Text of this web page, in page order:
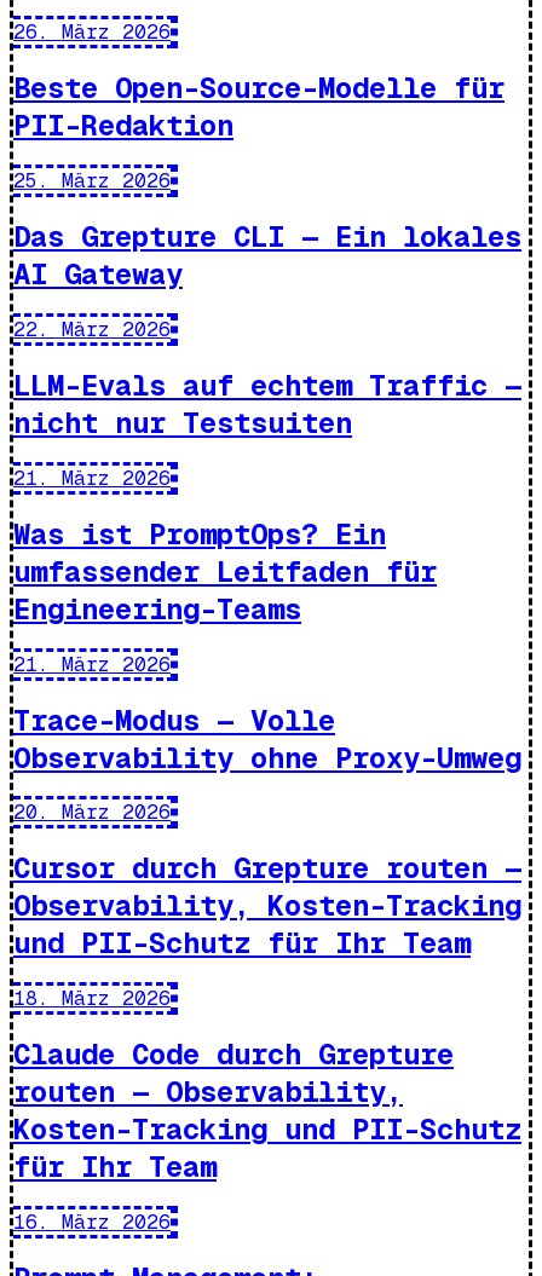
26. März 2026
Beste Open-Source-Modelle für
PII-Redaktion
25. März 2026
Das Grepture CLI — Ein lokales
AI Gateway
22. März 2026
LLM-Evals auf echtem Traffic —
nicht nur Testsuiten
21. März 2026
Was ist PromptOps? Ein
umfassender Leitfaden für
Engineering-Teams
21. März 2026
Trace-Modus — Volle
Observability ohne Proxy-Umweg
20. März 2026
Cursor durch Grepture routen —
Observability, Kosten-Tracking
und PII-Schutz für Ihr Team
18. März 2026
Claude Code durch Grepture
routen — Observability,
Kosten-Tracking und PII-Schutz
für Ihr Team
16. März 2026